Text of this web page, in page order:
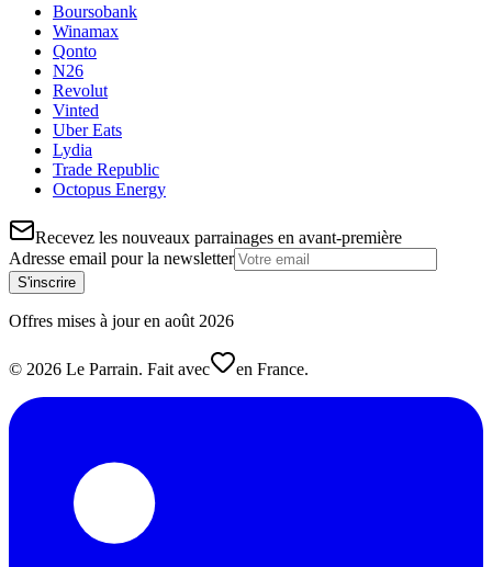
Boursobank
Winamax
Qonto
N26
Revolut
Vinted
Uber Eats
Lydia
Trade Republic
Octopus Energy
Recevez les nouveaux parrainages en avant-première
Adresse email pour la newsletter
S'inscrire
Offres mises à jour en août 2026
© 2026 Le Parrain. Fait avec en France.